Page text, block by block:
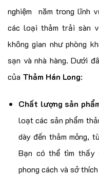
nghiệm năm trong lĩnh
các loại thảm trải sàn
không gian như phòng
sạn và nhà hàng. Dưới
của Thảm Hán Long:
Chất lượng sản
loạt các sản phẩm
dày đến thảm mỏng,
Bạn có thể tìm thấy
phong cách và sở